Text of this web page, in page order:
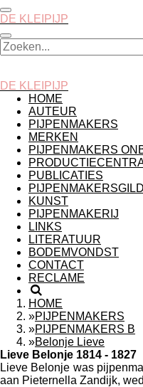
Ga
direct
naar
de
DE KLEIPIJP
DE KLEIPIJP
HOME
AUTEUR
PIJPENMAKERS
MERKEN
PIJPENMAKERS
PUBLICATIES
KUNST
PIJPENMAKERIJ
LINKS
LITERATUUR
BODEMVONDST
CONTACT
RECLAME
HOME
»PIJPENMAKERS
»PIJPENMAKERS B
»Belonje Lieve
Lieve Belonje 1814 - 1827
Lieve Belonje was
aan Pieternella Zandijk,